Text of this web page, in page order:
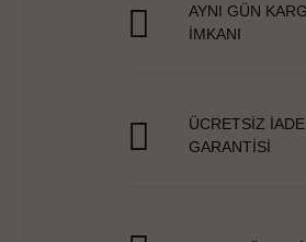
AYNI GÜN
İMKANI
ÜCRETSİZ İADE
GARANTİSİ